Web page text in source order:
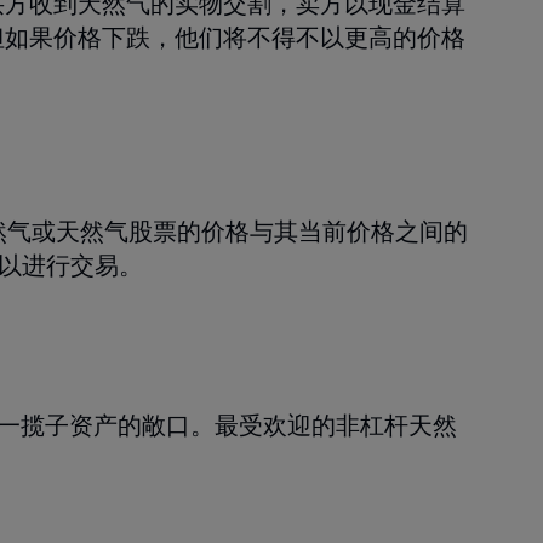
收到天然气的实物交割，卖方以现金结算
果价格下跌，他们将不得不以更高的价格
或天然气股票的价格与其当前价格之间的
进行交易。
揽子资产的敞口。最受欢迎的非杠杆天然